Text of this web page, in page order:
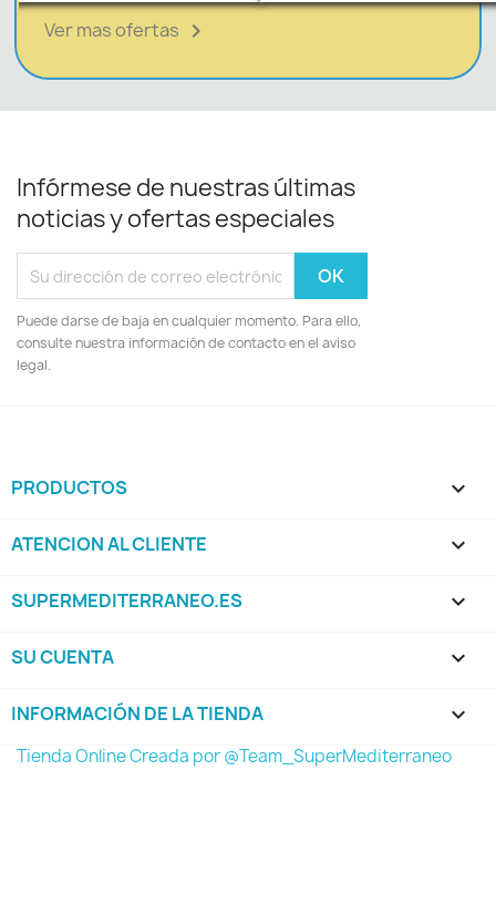
Ver mas ofertas 
Infórmese de nuestras últimas
noticias y ofertas especiales
Puede darse de baja en cualquier momento. Para ello,
consulte nuestra información de contacto en el aviso
legal.
PRODUCTOS 
ATENCION AL CLIENTE 
SUPERMEDITERRANEO.ES 
SU CUENTA 
INFORMACIÓN DE LA TIENDA keyboard_arrow_down
Tienda Online Creada por @Team_SuperMediterraneo